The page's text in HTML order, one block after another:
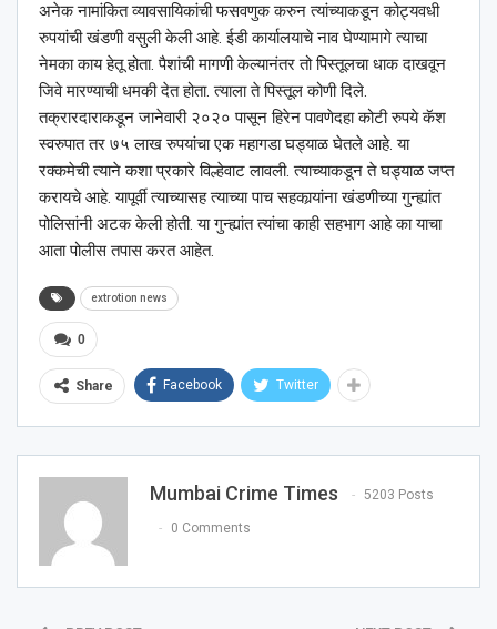
अनेक नामांकित व्यावसायिकांची फसवणुक करुन त्यांच्याकडून कोट्यवधी
रुपयांची खंडणी वसुली केली आहे. ईडी कार्यालयाचे नाव घेण्यामागे त्याचा
नेमका काय हेतू होता. पैशांची मागणी केल्यानंतर तो पिस्तूलचा धाक दाखवून
जिवे मारण्याची धमकी देत होता. त्याला ते पिस्तूल कोणी दिले.
तक्रारदाराकडून जानेवारी २०२० पासून हिरेन पावणेदहा कोटी रुपये कॅश
स्वरुपात तर ७५ लाख रुपयांचा एक महागडा घड्याळ घेतले आहे. या
रक्कमेची त्याने कशा प्रकारे विल्हेवाट लावली. त्याच्याकडून ते घड्याळ जप्त
करायचे आहे. यापूर्वी त्याच्यासह त्याच्या पाच सहकार्‍यांना खंडणीच्या गुन्ह्यांत
पोलिसांनी अटक केली होती. या गुन्ह्यांत त्यांचा काही सहभाग आहे का याचा
आता पोलीस तपास करत आहेत.
extrotion news
0
Share Facebook Twitter
Mumbai Crime Times 5203 Posts
0 Comments